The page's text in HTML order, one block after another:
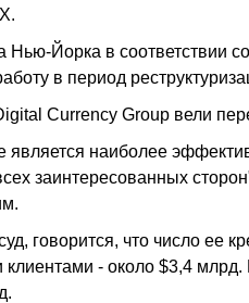
Нью-Йорка в соответствии
в период
Currency Group вели
является наиболее
заинтересованных
говорится, что число ее
- около $3,4 млрд.